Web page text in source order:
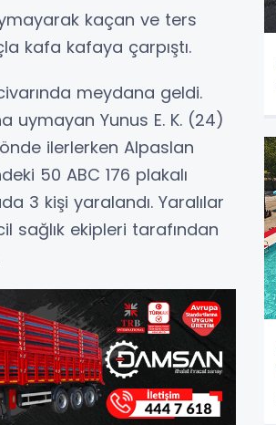
kaçan ve ters
kafa kafaya çarpıştı.
meydana geldi.
uymayan Yunus E. K. (24)
ilerlerken Alpaslan
50 ABC 176 plakalı
3 kişi yaralandı. Yaralılar
sağlık ekipleri tarafından